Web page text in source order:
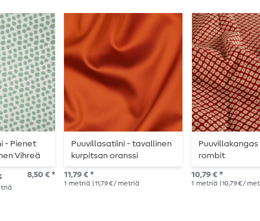
- Pienet
Vihreä
8,50 € *
Puuvillasatiini - tavallinen
kurpitsan oranssi
11,79 € *
1 metriä | 11,79 € / metriä
rombit
10,79 € *
1 metriä | 10,79 € /